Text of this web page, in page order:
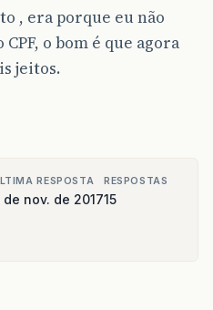
, era porque eu não
o bom é que agora
jeitos.
RESPOSTA
de nov. de 2017
RESPOSTAS
15